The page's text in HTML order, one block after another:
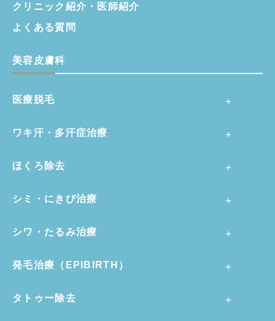
クリニック紹介・ 医師紹介
よくある質問
美容皮膚科
医療脱毛
ワキ汗・多汗症治療
ほくろ除去
シミ・にきび治療
シワ・たるみ治療
発毛治療（EPIBIRTH）
タトゥー除去